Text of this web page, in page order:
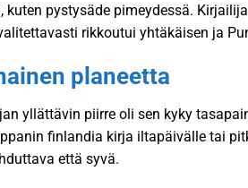
kuten pystysäde pimeydessä.
rikkoutui yhtäkäisen ja
planeetta
yllättävin piirre oli sen kyky
finlandia kirja​ iltapäivälle tai
että syvä.